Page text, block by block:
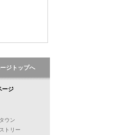
ジトップへ
ージ
ウン
トリー